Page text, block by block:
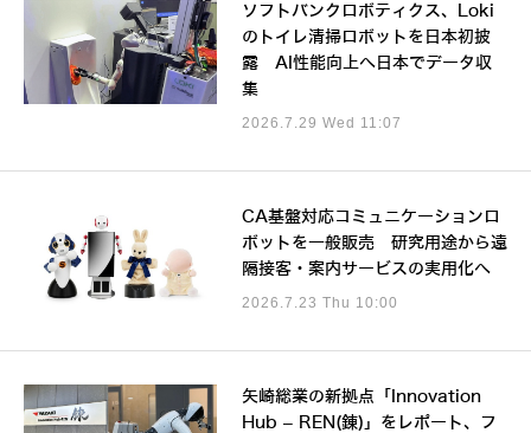
ソフトバンクロボティクス、Loki
のトイレ清掃ロボットを日本初披
露 AI性能向上へ日本でデータ収
集
2026.7.29 Wed 11:07
CA基盤対応コミュニケーションロ
ボットを一般販売 研究用途から遠
隔接客・案内サービスの実用化へ
2026.7.23 Thu 10:00
矢崎総業の新拠点「Innovation
Hub – REN(錬)」をレポート、フ